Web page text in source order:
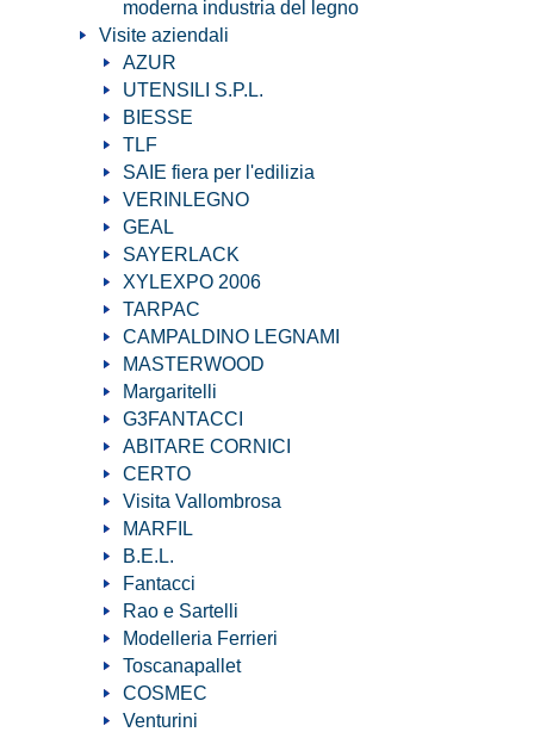
moderna industria del legno
Visite aziendali
AZUR
UTENSILI S.P.L.
BIESSE
TLF
SAIE fiera per l'edilizia
VERINLEGNO
GEAL
SAYERLACK
XYLEXPO 2006
TARPAC
CAMPALDINO LEGNAMI
MASTERWOOD
Margaritelli
G3FANTACCI
ABITARE CORNICI
CERTO
Visita Vallombrosa
MARFIL
B.E.L.
Fantacci
Rao e Sartelli
Modelleria Ferrieri
Toscanapallet
COSMEC
Venturini